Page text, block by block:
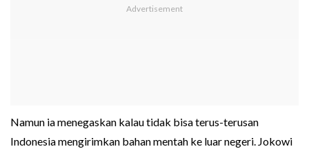
Namun ia menegaskan kalau tidak bisa terus-terusan
Indonesia mengirimkan bahan mentah ke luar negeri. Jokowi